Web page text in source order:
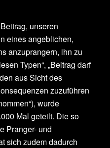
unseren
eines angeblichen,
anzuprangern, ihn zu
Typen“, „Beitrag darf
aus Sicht des
zuzuführen
wurde
Mal geteilt. Die so
Pranger- und
sich zudem dadurch